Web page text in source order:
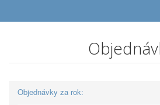
Objednávky za rok: